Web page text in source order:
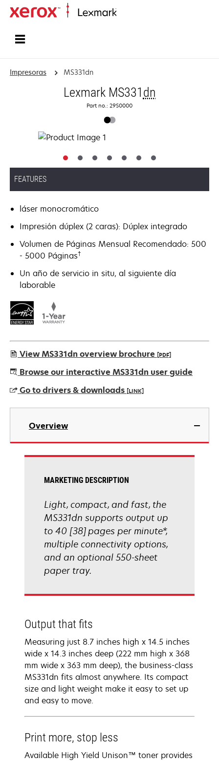
Impresoras MS331dn
Lexmark MS331 dn
Part no.: 29S0000
FEATURES
láser monocromático
Impresión dúplex (2 caras): Dúplex integrado
Volumen de Páginas Mensual Recomendado: 500
- 5000 Páginas†
Un año de servicio in situ, al siguiente día
laborable
View MS331dn overview brochure [PDF]
opens
a
new
Browse our interactive MS331dn user guide
Go to drivers & downloads [LINK]
opens
new
Overview
MARKETING DESCRIPTION
Light, compact, and fast, the
MS331dn supports output up
to 40 [38] pages per minute*,
multiple connectivity options,
and an optional 550-sheet
paper tray.
Output that fits
Measuring just 8.7 inches high x 14.5 inches
wide x 14.3 inches deep (222 mm high x 368
mm wide x 363 mm deep), the business-class
MS331dn fits almost anywhere. Its compact
size and light weight make it easy to set up
and easy to move.
Print more, stop less
Available High Yield Unison™ toner provides